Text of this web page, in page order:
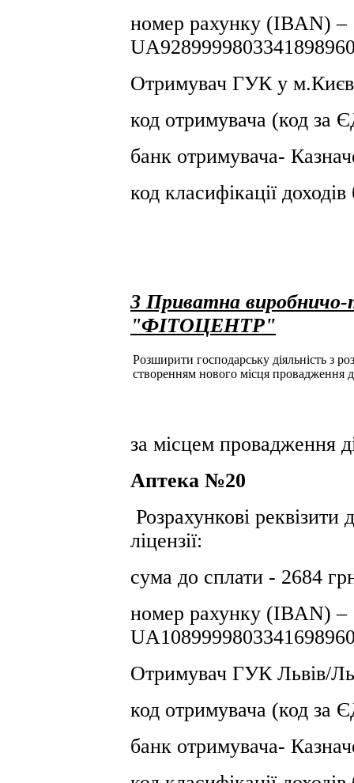
номер рахунку (IBAN) –
Отримувач ГУК у
код отримувача (код
банк отримувача-
код класифікації
3 Приватна виробничо-
"ФІТОЦЕНТР"
Розширити господарську діяльність з
створенням нового місця провадження
за місцем провадження
Аптека №20
Розрахункові
ліцензії:
сума до сплати - 2684
номер рахунку (IBAN) –
Отримувач ГУК Львiв/
код отримувача (код
банк отримувача-